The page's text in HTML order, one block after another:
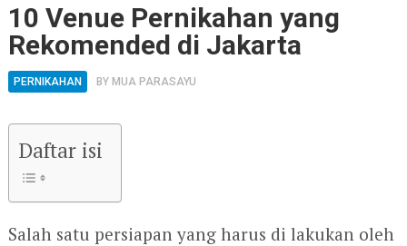
10 Venue Pernikahan yang
Rekomended di Jakarta
PERNIKAHAN BY MUA PARASAYU
Daftar isi
Salah satu persiapan yang harus di lakukan oleh